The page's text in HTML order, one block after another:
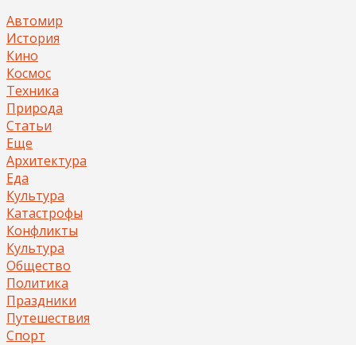
Автомир
История
Кино
Космос
Техника
Природа
Статьи
Еще
Архитектура
Еда
Культура
Катастрофы
Конфликты
Культура
Общество
Политика
Праздники
Путешествия
Спорт